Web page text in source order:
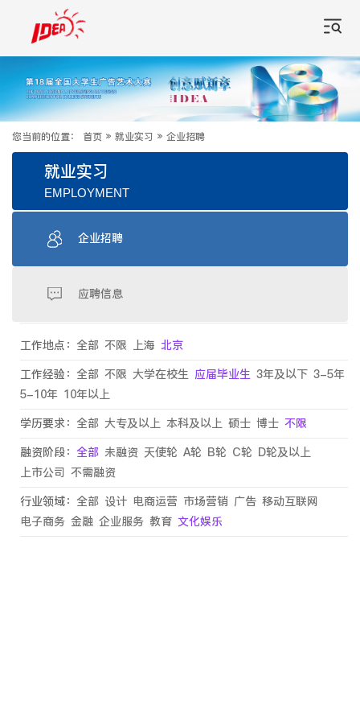
您当前的位置： 首页 » 就业实习 » 企业招聘
就业实习
EMPLOYMENT
企业招聘
应聘信息
工作地点： 全部 不限 上海 北京
工作经验： 全部 不限 大学在校生 应届毕业生 3年及以下 3-5年
5-10年 10年以上
学历要求： 全部 大专及以上 本科及以上 硕士 博士 不限
融资阶段： 全部 未融资 天使轮 A轮 B轮 C轮 D轮及以上
上市公司 不需融资
行业领域： 全部 设计 电商运营 市场营销 广告 移动互联网
电子商务 金融 企业服务 教育 文化娱乐